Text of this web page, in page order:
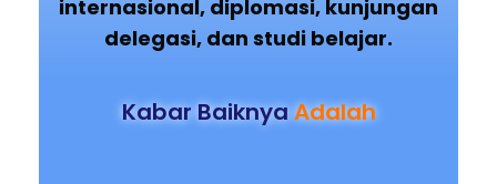
internasional, diplomasi, kunjungan
delegasi, dan studi belajar.
Kabar BaiknyaAdalah